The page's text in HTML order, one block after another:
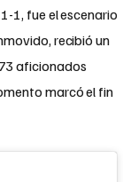
1, fue el escenario
recibió un
aficionados
marcó el fin